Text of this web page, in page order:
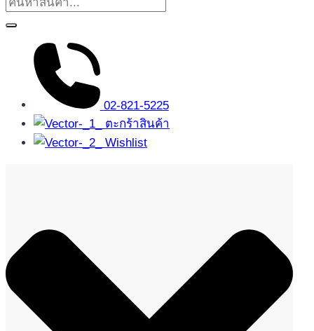
02-821-5225
ตะกร้าสินค้า
Wishlist